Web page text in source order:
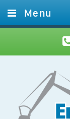
Menu
Diensten
Materieel
Projecten